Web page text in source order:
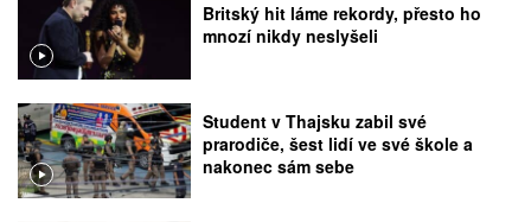
Britský hit láme rekordy, přesto ho
mnozí nikdy neslyšeli
Student v Thajsku zabil své
prarodiče, šest lidí ve své škole a
nakonec sám sebe